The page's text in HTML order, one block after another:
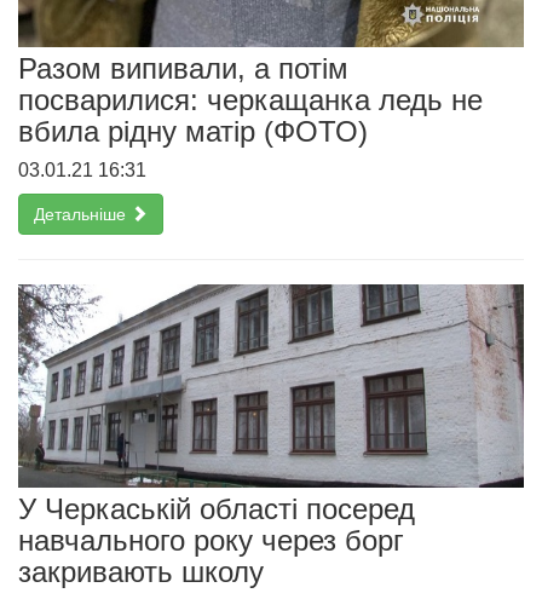
Разом випивали, а потім
посварилися: черкащанка ледь не
вбила рідну матір (ФОТО)
03.01.21 16:31
Детальніше
У Черкаській області посеред
навчального року через борг
закривають школу